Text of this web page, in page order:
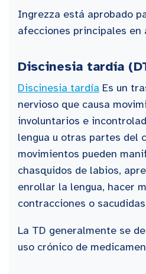
Ingrezza está aprobado
afecciones principales en
Discinesia tardía
Discinesia tardía Es un
nervioso que causa
involuntarios e
lengua u otras partes del
movimientos pueden
chasquidos de labios,
enrollar la lengua, hacer
contracciones o
La TD generalmente se
uso crónico de